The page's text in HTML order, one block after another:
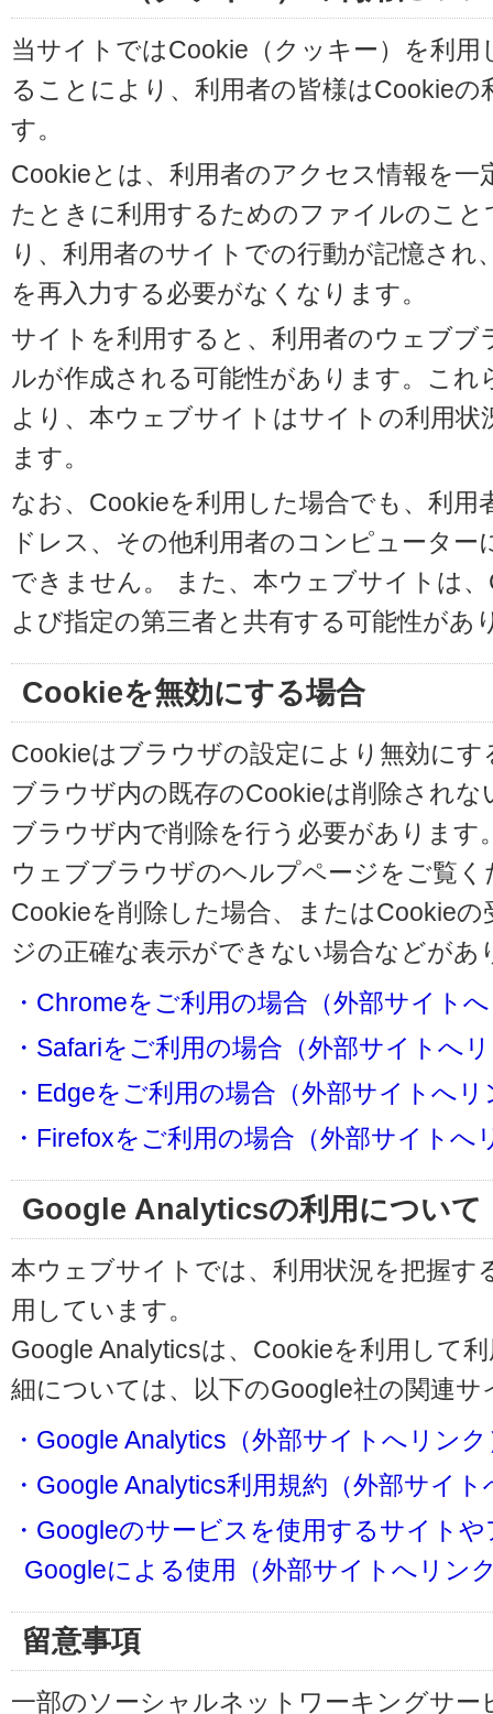
当サイトではCookie（クッキー）を利
ることにより、利用者の皆様はCookie
す。
Cookieとは、利用者のアクセス情報を
たときに利用するためのファイルのこ
り、利用者のサイトでの行動が記憶さ
を再入力する必要がなくなります。
サイトを利用すると、利用者のウェブ
ルが作成される可能性があります。こ
より、本ウェブサイトはサイトの利用
ます。
なお、Cookieを利用した場合でも、利用
ドレス、その他利用者のコンピュータ
できません。 また、本ウェブサイトは
よび指定の第三者と共有する可能性があ
Cookieを無効にする場合
Cookieはブラウザの設定により無効に
ブラウザ内の既存のCookieは削除され
ブラウザ内で削除を行う必要があります
ウェブブラウザのヘルプページをご覧く
Cookieを削除した場合、またはCookie
ジの正確な表示ができない場合などが
・Chromeをご利用の場合（外部サイト
・Safariをご利用の場合（外部サイトへ
・Edgeをご利用の場合（外部サイトへリ
・Firefoxをご利用の場合（外部サイトへ
Google Analyticsの利用について
本ウェブサイトでは、利用状況を把握す
用しています。
Google Analyticsは、Cookieを利用して
細については、以下のGoogle社の関連
・Google Analytics（外部サイトへリンク
・Google Analytics利用規約（外部サイ
・Googleのサービスを使用するサイト
Googleによる使用（外部サイトへリン
留意事項
一部のソーシャルネットワーキングサー